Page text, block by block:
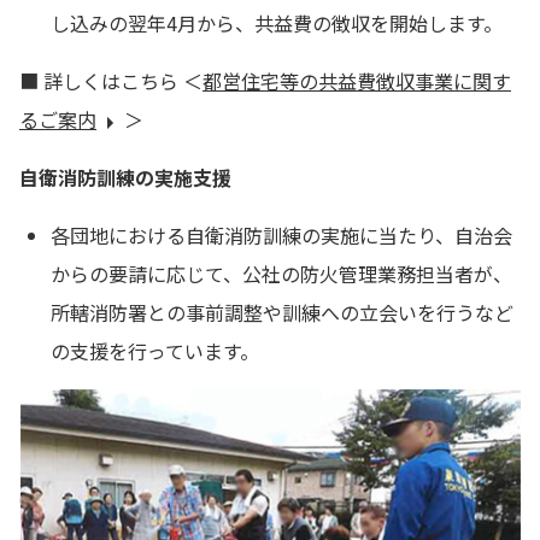
し込みの翌年4月から、共益費の徴収を開始します。
■ 詳しくはこちら ＜都営住宅等の共益費徴収事業に関す
るご案内
＞
自衛消防訓練の実施支援
各団地における自衛消防訓練の実施に当たり、自治会
からの要請に応じて、公社の防火管理業務担当者が、
所轄消防署との事前調整や訓練への立会いを行うなど
の支援を行っています。